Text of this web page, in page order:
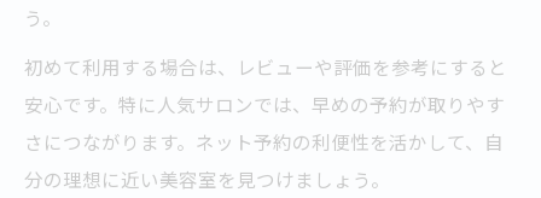
う。
初めて利用する場合は、レビューや評価を参考にすると
安心です。特に人気サロンでは、早めの予約が取りやす
さにつながります。ネット予約の利便性を活かして、自
分の理想に近い美容室を見つけましょう。